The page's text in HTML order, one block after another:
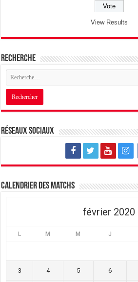
View Results
Recherche
Réseaux sociaux
Calendrier des matchs
février 2020
L M M J
3 4 5 6